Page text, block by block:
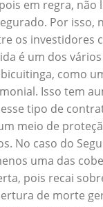
em regra, não
Por isso,
os investidores
é um dos
como
Isso tem
tipo de
meio de
No caso do
uma das
pois recai
de morte